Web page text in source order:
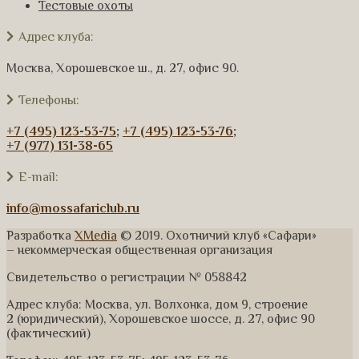
Тестовые охоты
Адрес клуба:
Москва, Хорошевское ш., д. 27, офис 90.
Телефоны:
+7 (495) 123-53-75; +7 (495) 123-53-76;
+7 (977) 131-38-65
E-mail:
info@mossafariclub.ru
Разработка XMedia © 2019. Охотничий клуб «Сафари»
– некоммерческая общественная организация
Свидетельство о регистрации № 058842
Адрес клуба: Москва, ул. Волхонка, дом 9, строение
2 (юридический), Хорошевское шоссе, д. 27, офис 90
(фактический)